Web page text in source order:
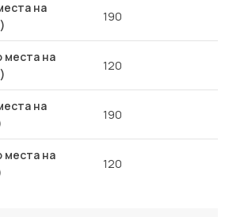
на
190
места на
120
на
190
места на
120